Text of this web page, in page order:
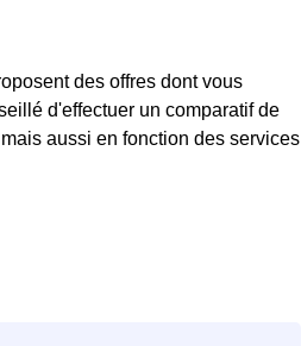
des offres dont vous
d'effectuer un comparatif de
mais aussi en fonction des services